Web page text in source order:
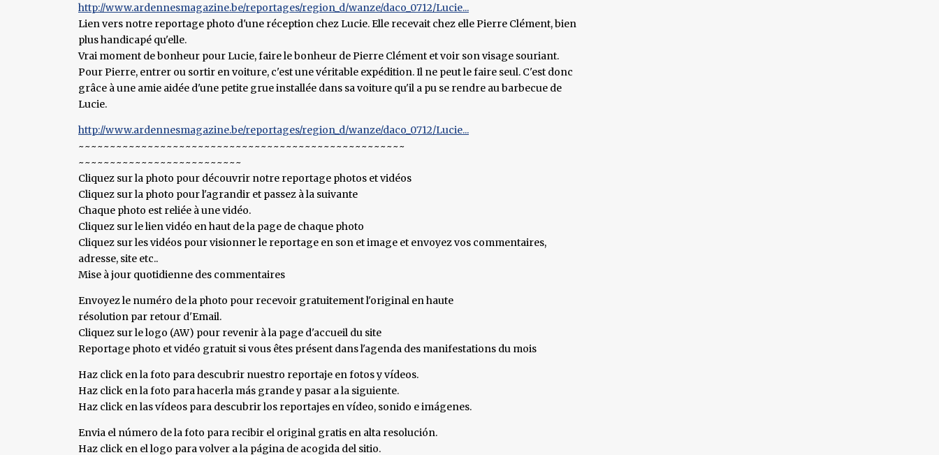
http://www.ardennesmagazine.be/reportages/region_d/wanze/daco_0712/Lucie...
Lien vers notre reportage photo d'une réception chez Lucie. Elle recevait chez elle Pierre Clément, bien
plus handicapé qu'elle.
Vrai moment de bonheur pour Lucie, faire le bonheur de Pierre Clément et voir son visage souriant.
Pour Pierre, entrer ou sortir en voiture, c'est une véritable expédition. Il ne peut le faire seul. C'est donc
grâce à une amie aidée d'une petite grue installée dans sa voiture qu'il a pu se rendre au barbecue de
Lucie.
http://www.ardennesmagazine.be/reportages/region_d/wanze/daco_0712/Lucie...
~~~~~~~~~~~~~~~~~~~~~~~~~~~~~~~~~~~~~~~~~~~~~~~~~~~~
~~~~~~~~~~~~~~~~~~~~~~~~~~
Cliquez sur la photo pour découvrir notre reportage photos et vidéos
Cliquez sur la photo pour l'agrandir et passez à la suivante
Chaque photo est reliée à une vidéo.
Cliquez sur le lien vidéo en haut de la page de chaque photo
Cliquez sur les vidéos pour visionner le reportage en son et image et envoyez vos commentaires,
adresse, site etc..
Mise à jour quotidienne des commentaires
Envoyez le numéro de la photo pour recevoir gratuitement l'original en haute
résolution par retour d'Email.
Cliquez sur le logo (AW) pour revenir à la page d'accueil du site
Reportage photo et vidéo gratuit si vous êtes présent dans l'agenda des manifestations du mois
Haz click en la foto para descubrir nuestro reportaje en fotos y vídeos.
Haz click en la foto para hacerla más grande y pasar a la siguiente.
Haz click en las vídeos para descubrir los reportajes en vídeo, sonido e imágenes.
Envia el número de la foto para recibir el original gratis en alta resolución.
Haz click en el logo para volver a la página de acogida del sitio.